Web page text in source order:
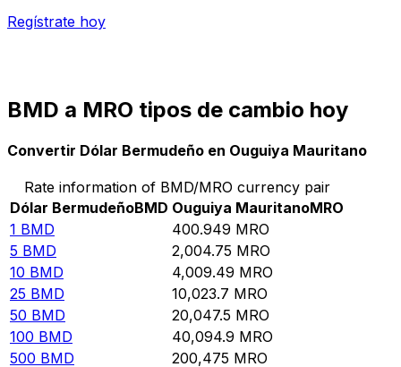
Regístrate hoy
BMD a MRO tipos de cambio hoy
Convertir Dólar Bermudeño en Ouguiya Mauritano
Rate information of BMD/MRO currency pair
Dólar BermudeñoBMD Ouguiya MauritanoMRO
1 BMD 400.949 MRO
5 BMD 2,004.75 MRO
10 BMD 4,009.49 MRO
25 BMD 10,023.7 MRO
50 BMD 20,047.5 MRO
100 BMD 40,094.9 MRO
500 BMD 200,475 MRO